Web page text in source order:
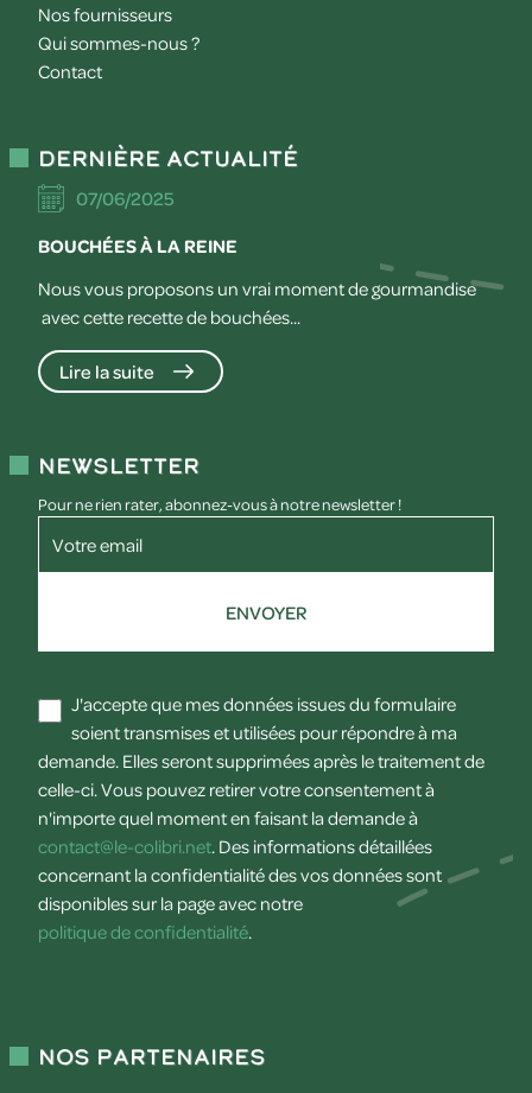
Nos fournisseurs
Qui sommes-nous ?
Contact
Dernière actualité
07/06/2025
BOUCHÉES À LA REINE
Nous vous proposons un vrai moment de gourmandise
avec cette recette de bouchées...
Lire la suite
Newsletter
Pour ne rien rater, abonnez-vous à notre newsletter !
Votre email
ENVOYER
J'accepte que mes données issues du formulaire
soient transmises et utilisées pour répondre à ma
demande. Elles seront supprimées après le traitement de
celle-ci. Vous pouvez retirer votre consentement à
n'importe quel moment en faisant la demande à
contact@le-colibri.net. Des informations détaillées
concernant la confidentialité des vos données sont
disponibles sur la page avec notre
politique de confidentialité.
Nos partenaires